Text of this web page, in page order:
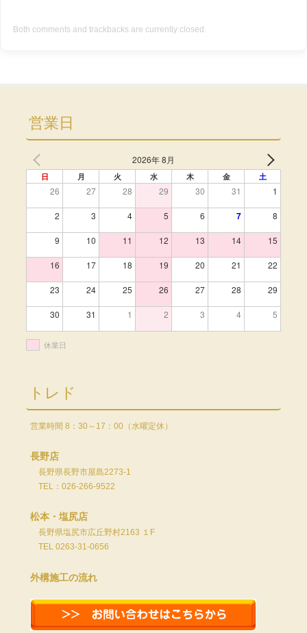
Both comments and trackbacks are currently closed.
営業日
2026年 8月
日 月 火 水 木 金 土
26 27 28 29 30 31 1
2 3 4 5 6 7 8
9 10 11 12 13 14 15
16 17 18 19 20 21 22
23 24 25 26 27 28 29
30 31 1 2 3 4 5
休業日
トレド
営業時間 8：30～17：00（水曜定休）
長野店
長野県長野市屋島2273-1
TEL：026-266-9522
松本・塩尻店
長野県塩尻市広丘野村2163 １F
TEL 0263-31-0656
外構施工の流れ